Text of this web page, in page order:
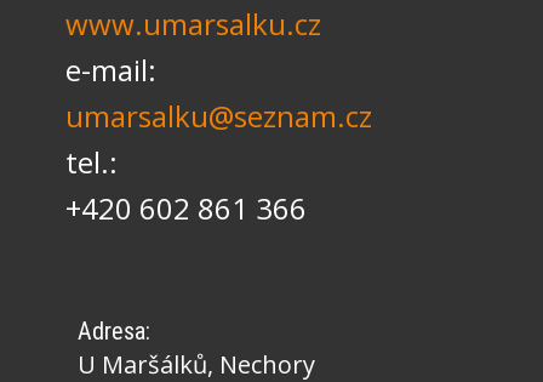
www.umarsalku.cz
e-mail:
umarsalku@seznam.cz
tel.:
+420 602 861 366
Adresa:
U Maršálků, Nechory